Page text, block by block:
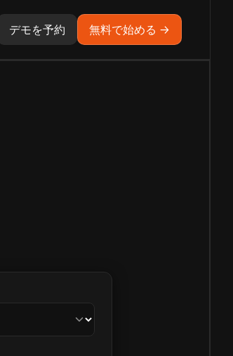
デモを予約 無料で始める →